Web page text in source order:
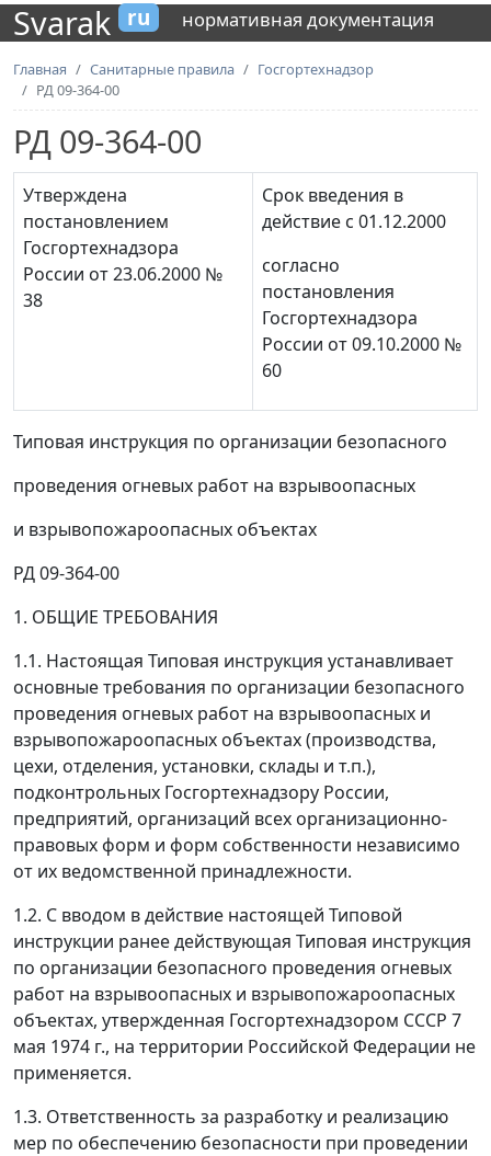
Svarak ru нормативная документация
Главная Санитарные правила
Госгортехнадзор
РД 09-364-00
РД 09-364-00
Утверждена
постановлением
Госгортехнадзора
России от 23.06.2000 №
38
Срок введения в
действие с 01.12.2000
согласно
постановления
Госгортехнадзора
России от 09.10.2000 №
60
Типовая инструкция по организации безопасного
проведения огневых работ на взрывоопасных
и взрывопожароопасных объектах
РД 09-364-00
1. ОБЩИЕ ТРЕБОВАНИЯ
1.1. Настоящая Типовая инструкция устанавливает
основные требования по организации безопасного
проведения огневых работ на взрывоопасных и
взрывопожароопасных объектах (производства,
цехи, отделения, установки, склады и т.п.),
подконтрольных Госгортехнадзору России,
предприятий, организаций всех организационно-
правовых форм и форм собственности независимо
от их ведомственной принадлежности.
1.2. С вводом в действие настоящей Типовой
инструкции ранее действующая Типовая инструкция
по организации безопасного проведения огневых
работ на взрывоопасных и взрывопожароопасных
объектах, утвержденная Госгортехнадзором СССР 7
мая 1974 г., на территории Российской Федерации не
применяется.
1.3. Ответственность за разработку и реализацию
мер по обеспечению безопасности при проведении